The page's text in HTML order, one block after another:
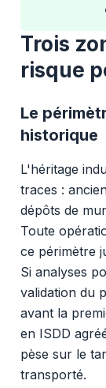
Trois
risque
Le
historique
L'héritage
traces :
dépôts de
Toute
ce périmètre
Si analyses
validation du
avant la
en ISDD
pèse sur le
transporté.